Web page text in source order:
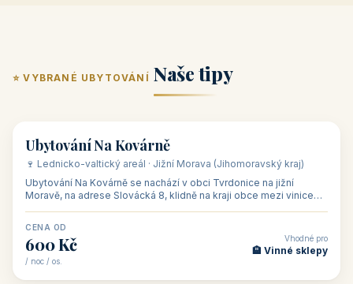
⭐ VYBRANÉ UBYTOVÁNÍ Naše tipy
🏡 penzion
Ubytování Na Kovárně
🍷 Lednicko-valtický areál · Jižní Morava (Jihomoravský kraj)
Ubytování Na Kovárně se nachází v obci Tvrdonice na jižní
Moravě, na adrese Slovácká 8, klidně na kraji obce mezi vinicemi,
CENA OD
600 Kč
/ noc / os.
Vhodné pro
🏨 Vinné sklepy